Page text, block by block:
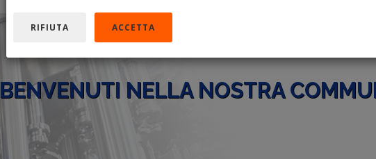
BENVENUTI NELLA NOSTRA
RIFIUTA ACCETTA